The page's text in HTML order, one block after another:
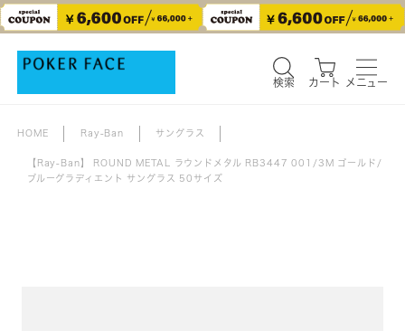
検索 カート メニュー
HOME Ray-Ban サングラス
【Ray-Ban】 ROUND METAL ラウンドメタル RB3447 001/3M ゴールド/
ブルーグラディエント サングラス 50サイズ